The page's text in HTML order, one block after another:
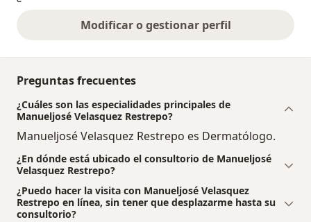
Modificar o gestionar perfil
Preguntas frecuentes
¿Cuáles son las especialidades principales de
Manueljosé Velasquez Restrepo?
Manueljosé Velasquez Restrepo es Dermatólogo.
¿En dónde está ubicado el consultorio de Manueljosé
Velasquez Restrepo?
¿Puedo hacer la visita con Manueljosé Velasquez
Restrepo en línea, sin tener que desplazarme hasta su
consultorio?